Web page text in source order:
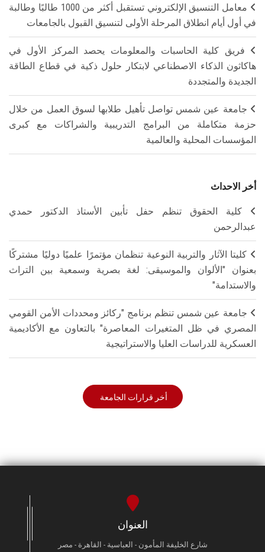
معامل التنسيق الإلكتروني تستقبل أكثر من 1000 طالبًا وطالبة
في أول أيام انطلاق المرحلة الأولى لتنسيق القبول بالجامعات
فريق كلية الحاسبات والمعلومات يحصد المركز الأول في
هاكاثون الذكاء الاصطناعي لابتكار حلول ذكية في قطاع الطاقة
الجديدة والمتجددة
جامعة عين شمس تواصل تأهيل طلابها لسوق العمل من خلال
حزمة متكاملة من البرامج التدريبية والشراكات مع كبرى
المؤسسات المحلية والعالمية
أخر الاحداث
كلية الحقوق تنظم حفل تأبين الأستاذ الدكتور حمدي
عبدالرحمن
كليتا الآثار والتربية النوعية تنظمان مؤتمرًا علميًا دوليًا مشتركًا
بعنوان "الألوان والموسيقى: لغة بصرية وسمعية بين التراث
والاستدامة"
جامعة عين شمس تنظم برنامج "ركائز ومحددات الأمن القومي
المصري في ظل المتغيرات المعاصرة" بالتعاون مع الأكاديمية
العسكرية للدراسات العليا والاستراتيجية
أخر قرارات الجامعة
العنوان
شارع الخليفة المأمون - العباسية - القاهرة - مصر